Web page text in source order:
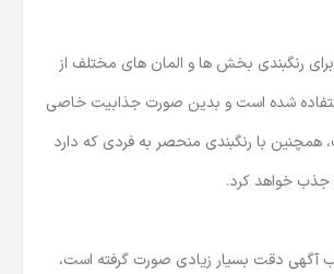
برای رنگبندی بخش ها و المان های مختلف از
شده است و بدین صورت جذابیت خاصی
همچنین با رنگبندی منحصر به فردی که دارد
جذب خواهد کرد.
آگهی دقت بسیار زیادی صورت گرفته است،